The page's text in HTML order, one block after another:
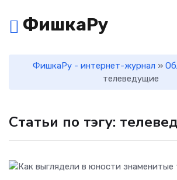
ФишкаРу
ФишкаРу - интернет-журнал »
телеведущие
Статьи по тэгу: